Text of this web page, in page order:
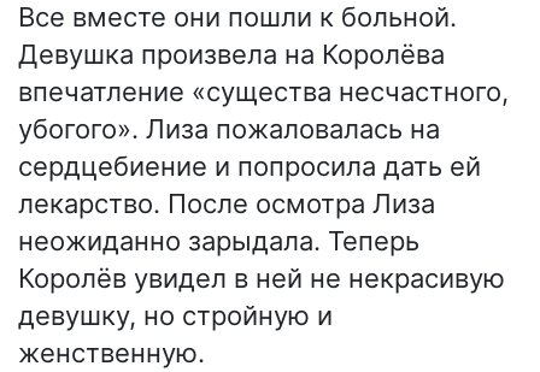
Все вместе они пошли к больной.
Девушка произвела на Королёва
впечатление «существа несчастного,
убогого». Лиза пожаловалась на
сердцебиение и попросила дать ей
лекарство. После осмотра Лиза
неожиданно зарыдала. Теперь
Королёв увидел в ней не некрасивую
девушку, но стройную и
женственную.